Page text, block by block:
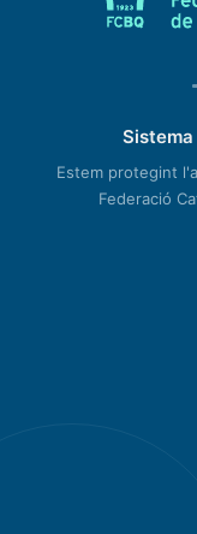
Estem protegint
Federació